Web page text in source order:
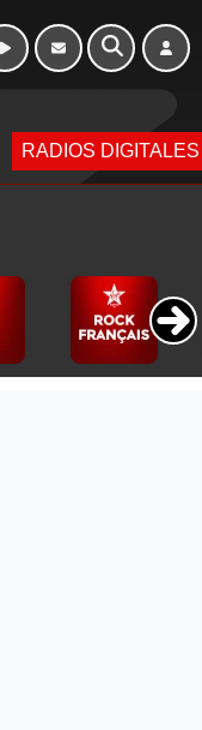
RADIOS DIGITALES
Morning - 6h à 10h